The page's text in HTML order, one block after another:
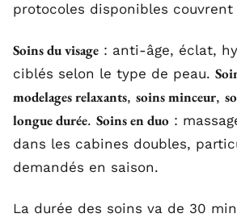
protocoles disponibles couvrent
Soins du visage : anti-âge, éclat,
ciblés selon le type de peau.
modelages relaxants, soins minceur,
longue durée. Soins en duo :
dans les cabines doubles,
demandés en saison.
La durée des soins va de 30